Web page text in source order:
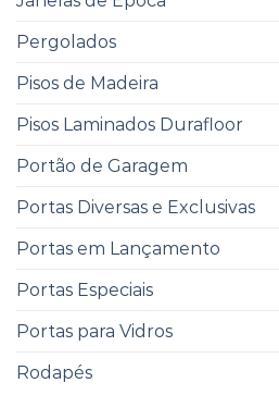
Pergolados
Pisos de Madeira
Pisos Laminados Durafloor
Portão de Garagem
Portas Diversas e Exclusivas
Portas em Lançamento
Portas Especiais
Portas para Vidros
Rodapés